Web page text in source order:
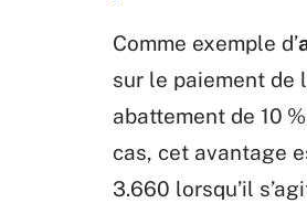
Comme exemple d’
sur le paiement de
abattement de 10
cas, cet avantage
3.660 lorsqu’il